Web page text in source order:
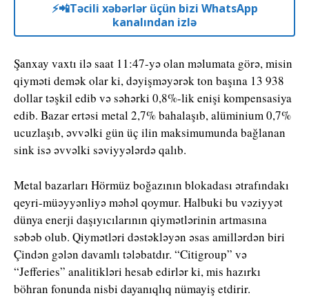
⚡️📲Təcili xəbərlər üçün bizi WhatsApp
kanalından izlə
Şanxay vaxtı ilə saat 11:47-yə olan məlumata görə, misin
qiyməti demək olar ki, dəyişməyərək ton başına 13 938
dollar təşkil edib və səhərki 0,8%-lik enişi kompensasiya
edib. Bazar ertəsi metal 2,7% bahalaşıb, alüminium 0,7%
ucuzlaşıb, əvvəlki gün üç ilin maksimumunda bağlanan
sink isə əvvəlki səviyyələrdə qalıb.
Metal bazarları Hörmüz boğazının blokadası ətrafındakı
qeyri-müəyyənliyə məhəl qoymur. Halbuki bu vəziyyət
dünya enerji daşıyıcılarının qiymətlərinin artmasına
səbəb olub. Qiymətləri dəstəkləyən əsas amillərdən biri
Çindən gələn davamlı tələbatdır. “Citigroup” və
“Jefferies” analitikləri hesab edirlər ki, mis hazırkı
böhran fonunda nisbi dayanıqlıq nümayiş etdirir.